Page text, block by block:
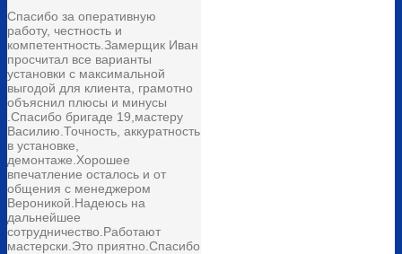
Спасибо за оперативную
работу, честность и
компетентность.Замерщик Иван
просчитал все варианты
установки с максимальной
выгодой для клиента, грамотно
объяснил плюсы и минусы
.Спасибо бригаде 19,мастеру
Василию.Точность, аккуратность
в установке,
демонтаже.Хорошее
впечатление осталось и от
общения с менеджером
Вероникой.Надеюсь на
дальнейшее
сотрудничество.Работают
мастерски.Это приятно.Спасибо